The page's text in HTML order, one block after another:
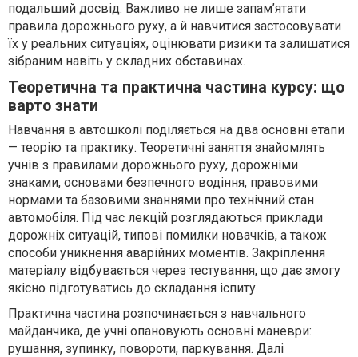
подальший досвід. Важливо не лише запам’ятати
правила дорожнього руху, а й навчитися застосовувати
їх у реальних ситуаціях, оцінювати ризики та залишатися
зібраним навіть у складних обставинах.
Теоретична та практична частина курсу: що
варто знати
Навчання в автошколі поділяється на два основні етапи
— теорію та практику. Теоретичні заняття знайомлять
учнів з правилами дорожнього руху, дорожніми
знаками, основами безпечного водіння, правовими
нормами та базовими знаннями про технічний стан
автомобіля. Під час лекцій розглядаються приклади
дорожніх ситуацій, типові помилки новачків, а також
способи уникнення аварійних моментів. Закріплення
матеріалу відбувається через тестування, що дає змогу
якісно підготуватись до складання іспиту.
Практична частина розпочинається з навчального
майданчика, де учні опановують основні маневри:
рушання, зупинку, повороти, паркування. Далі